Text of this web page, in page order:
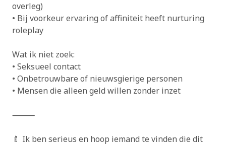
overleg)
• Bij voorkeur ervaring of affiniteit heeft nurturing
roleplay
Wat ik niet zoek:
• Seksueel contact
• Onbetrouwbare of nieuwsgierige personen
• Mensen die alleen geld willen zonder inzet
⸻
🍼 Ik ben serieus en hoop iemand te vinden die dit